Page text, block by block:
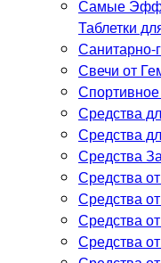
Самые
Таблетки
Санитарно-
Свечи от
Средства
Средства
Средства
Средства
Средства
Средства
Средства